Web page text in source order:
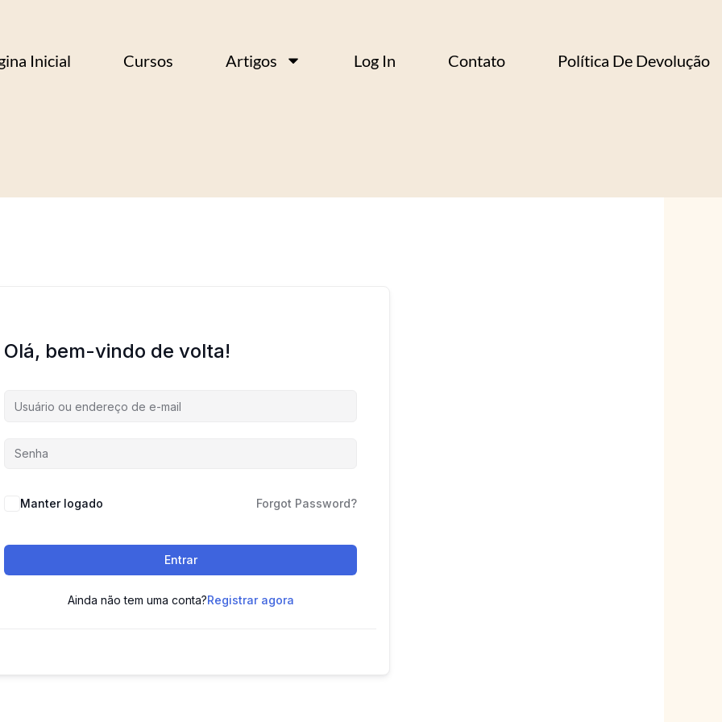
Inicial Cursos Artigos Log In Contato Política De Devolução
Olá, bem-vindo de volta!
Manter logado Forgot Password?
Entrar
Ainda não tem uma conta?Registrar agora